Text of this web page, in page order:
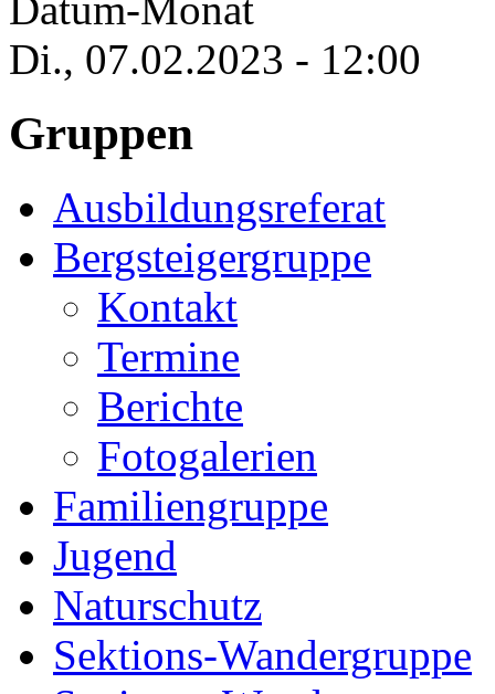
Datum-Monat
Di., 07.02.2023 - 12:00
Gruppen
Ausbildungsreferat
Bergsteigergruppe
Kontakt
Termine
Berichte
Fotogalerien
Familiengruppe
Jugend
Naturschutz
Sektions-Wandergruppe